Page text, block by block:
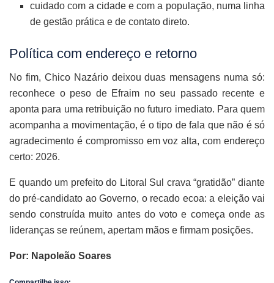
cuidado com a cidade e com a população, numa linha
de gestão prática e de contato direto.
Política com endereço e retorno
No fim, Chico Nazário deixou duas mensagens numa só:
reconhece o peso de Efraim no seu passado recente e
aponta para uma retribuição no futuro imediato. Para quem
acompanha a movimentação, é o tipo de fala que não é só
agradecimento é compromisso em voz alta, com endereço
certo: 2026.
E quando um prefeito do Litoral Sul crava “gratidão” diante
do pré-candidato ao Governo, o recado ecoa: a eleição vai
sendo construída muito antes do voto e começa onde as
lideranças se reúnem, apertam mãos e firmam posições.
Por: Napoleão Soares